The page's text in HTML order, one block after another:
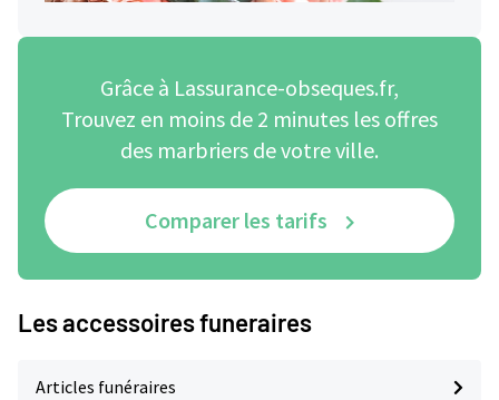
Grâce à Lassurance-obseques.fr,
Trouvez en moins de 2 minutes les offres
des marbriers de votre ville.
Comparer les tarifs
Les accessoires funeraires
Articles funéraires